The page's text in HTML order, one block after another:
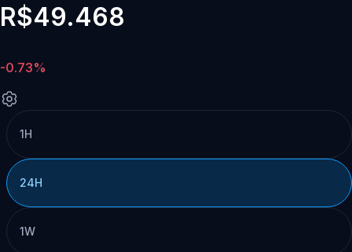
R$49.468
-0.73%
1H
24H
1W